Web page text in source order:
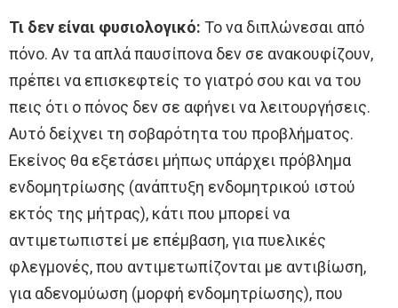
Τι δεν είναι φυσιολογικό: Το να διπλώνεσαι από
πόνο. Αν τα απλά παυσίπονα δεν σε ανακουφίζουν,
πρέπει να επισκεφτείς το γιατρό σου και να του
πεις ότι ο πόνος δεν σε αφήνει να λειτουργήσεις.
Αυτό δείχνει τη σοβαρότητα του προβλήματος.
Εκείνος θα εξετάσει μήπως υπάρχει πρόβλημα
ενδομητρίωσης (ανάπτυξη ενδομητρικού ιστού
εκτός της μήτρας), κάτι που μπορεί να
αντιμετωπιστεί με επέμβαση, για πυελικές
φλεγμονές, που αντιμετωπίζονται με αντιβίωση,
για αδενομύωση (μορφή ενδομητρίωσης), που